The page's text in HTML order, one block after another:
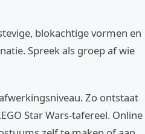
blokachtige vormen en
Spreek als groep af wie
Zo ontstaat
Star Wars-tafereel. Online